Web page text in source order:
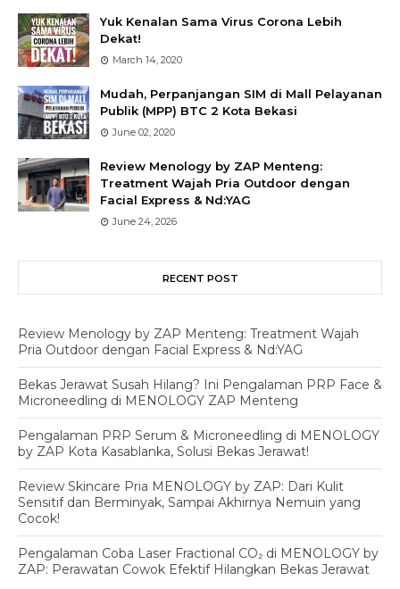
Yuk Kenalan Sama Virus Corona Lebih
Dekat!
March 14, 2020
Mudah, Perpanjangan SIM di Mall Pelayanan
Publik (MPP) BTC 2 Kota Bekasi
June 02, 2020
Review Menology by ZAP Menteng:
Treatment Wajah Pria Outdoor dengan
Facial Express & Nd:YAG
June 24, 2026
RECENT POST
Review Menology by ZAP Menteng: Treatment Wajah
Pria Outdoor dengan Facial Express & Nd:YAG
Bekas Jerawat Susah Hilang? Ini Pengalaman PRP Face &
Microneedling di MENOLOGY ZAP Menteng
Pengalaman PRP Serum & Microneedling di MENOLOGY
by ZAP Kota Kasablanka, Solusi Bekas Jerawat!
Review Skincare Pria MENOLOGY by ZAP: Dari Kulit
Sensitif dan Berminyak, Sampai Akhirnya Nemuin yang
Cocok!
Pengalaman Coba Laser Fractional CO₂ di MENOLOGY by
ZAP: Perawatan Cowok Efektif Hilangkan Bekas Jerawat